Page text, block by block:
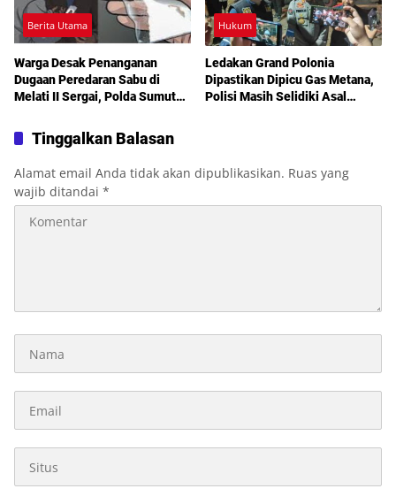
Berita Utama
Warga Desak Penanganan
Dugaan Peredaran Sabu di
Melati II Sergai, Polda Sumut
Hukum
Ledakan Grand Polonia
Dipastikan Dipicu Gas Metana,
Polisi Masih Selidiki Asal
Tinggalkan Balasan
Alamat email Anda tidak akan dipublikasikan. Ruas yang
wajib ditandai *